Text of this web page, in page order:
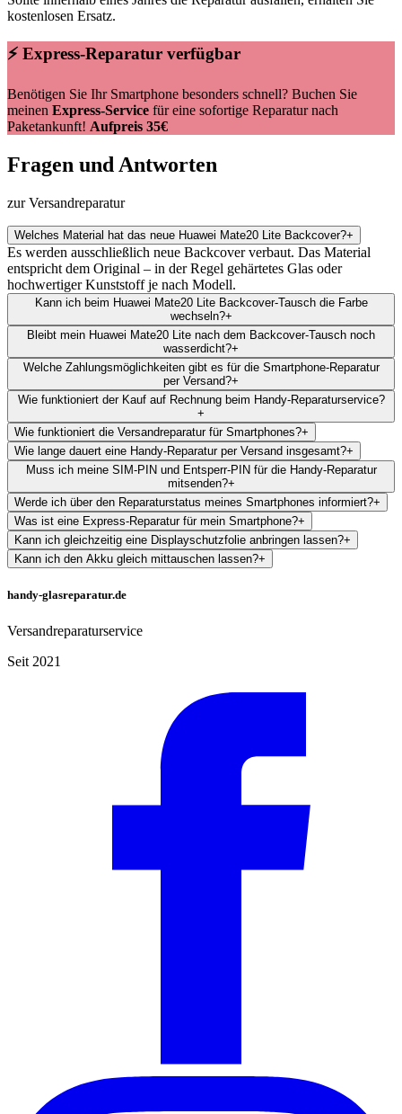
kostenlosen Ersatz.
⚡ Express-Reparatur verfügbar
Benötigen Sie Ihr Smartphone besonders schnell? Buchen Sie
meinen Express-Service für eine sofortige Reparatur nach
Paketankunft! Aufpreis 35€
Fragen und Antworten
zur Versandreparatur
Welches Material hat das neue Huawei Mate20 Lite Backcover?+
Es werden ausschließlich neue Backcover verbaut. Das Material
entspricht dem Original – in der Regel gehärtetes Glas oder
hochwertiger Kunststoff je nach Modell.
Kann ich beim Huawei Mate20 Lite Backcover-Tausch die Farbe
wechseln?+
Bleibt mein Huawei Mate20 Lite nach dem Backcover-Tausch noch
wasserdicht?+
Welche Zahlungsmöglichkeiten gibt es für die Smartphone-Reparatur
per Versand?+
Wie funktioniert der Kauf auf Rechnung beim Handy-Reparaturservice?
+
Wie funktioniert die Versandreparatur für Smartphones?+
Wie lange dauert eine Handy-Reparatur per Versand insgesamt?+
Muss ich meine SIM-PIN und Entsperr-PIN für die Handy-Reparatur
mitsenden?+
Werde ich über den Reparaturstatus meines Smartphones informiert?+
Was ist eine Express-Reparatur für mein Smartphone?+
Kann ich gleichzeitig eine Displayschutzfolie anbringen lassen?+
Kann ich den Akku gleich mittauschen lassen?+
handy-glasreparatur.de
Versandreparaturservice
Seit 2021